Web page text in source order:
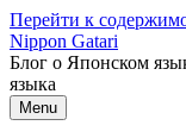
Перейти к
Nippon Gatari
Блог о Японском
языка
Menu